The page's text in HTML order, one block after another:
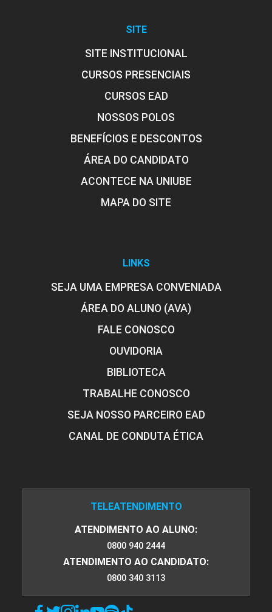
FENÔMENOS DE TRANSPORTE
90
105
FUNDAMENTOS DE ADMINISTRAÇÃO E
ECONOMIA
30
FUNDAMENTOS DE ENGENHARIA
60
SITE
SITE INSTITUCIONAL
CURSOS PRESENCIAIS
CURSOS EAD
NOSSOS POLOS
BENEFÍCIOS E DESCONTOS
ÁREA DO CANDIDATO
ACONTECE NA UNIUBE
MAPA DO SITE
LINKS
SEJA UMA EMPRESA CONVENIADA
ÁREA DO ALUNO (AVA)
FALE CONOSCO
OUVIDORIA
BIBLIOTECA
TRABALHE CONOSCO
SEJA NOSSO PARCEIRO EAD
CANAL DE CONDUTA ÉTICA
TELEATENDIMENTO
ATENDIMENTO AO ALUNO:
0800 940 2444
ATENDIMENTO AO CANDIDATO:
0800 340 3113